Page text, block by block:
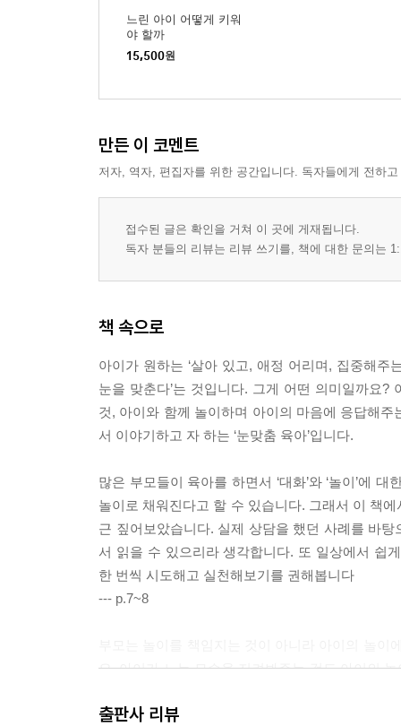
느린 아이 어떻게 키워
야 할까
15,500원
만든 이 코멘트
저자, 역자, 편집자를 위한 공간입니다. 독자들에게 전하
접수된 글은 확인을 거쳐 이 곳에 게재됩니다.
독자 분들의 리뷰는 리뷰 쓰기를, 책에 대한 문의는
책 속으로
아이가 원하는 ‘살아 있고, 애정 어리며, 집중해주
눈을 맞춘다’는 것입니다. 그게 어떤 의미일까요
것, 아이와 함께 놀이하며 아이의 마음에 응답해
서 이야기하고 자 하는 ‘눈맞춤 육아’입니다.
많은 부모들이 육아를 하면서 ‘대화’와 ‘놀이’에
놀이로 채워진다고 할 수 있습니다. 그래서 이 책
근 짚어보았습니다. 실제 상담을 했던 사례를 바
서 읽을 수 있으리라 생각합니다. 또 일상에서 쉽
한 번씩 시도해고 실천해보기를 권해봅니다
--- p.7~8
요. 아이가 노는 모습을 지켜봐주는 것도 아이의
--- p.30
출판사 리뷰